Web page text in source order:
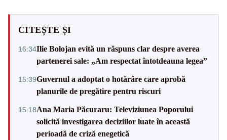
CITEȘTE ȘI
16:34Ilie Bolojan evită un răspuns clar despre averea
partenerei sale: „Am respectat întotdeauna legea”
15:39Guvernul a adoptat o hotărâre care aprobă
planurile de pregătire pentru riscuri
15:18Ana Maria Păcuraru: Televiziunea Poporului
solicită investigarea deciziilor luate în această
perioadă de criză enegetică